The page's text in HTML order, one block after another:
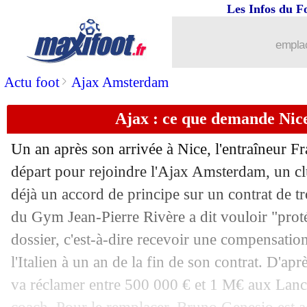
Actu foot> Ajax Amsterdam
Les Infos du
Ajax : ce que demande
Un an après son arrivée à Nice, l'entraîneur
départ pour rejoindre l'Ajax Amsterdam, un
déjà un accord de principe sur un contrat de
du Gym Jean-Pierre Rivère a dit vouloir
dossier, c'est-à-dire recevoir une
l'Italien à un an de la fin de son contrat.
va réclamer entre 500 000 € et 1 M€ aux
Inter: Lautaro va bien prolonger
21/05 Atletico: un duo Dobvyk-Sorloth cet
Monaco
21/05 Milan: Maignan crispe ses dirigeants
21/05 Rennes: le PSG à l'affût pour D. Doué
21/05 Angleterre : une liste sans Rashford
21/05 EdF: Coman s'est bien entraîné avec
21/05 L1-L2: le calendrier des play-offs et